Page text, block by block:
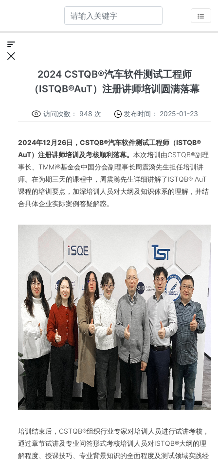
2024 CSTQB®汽车软件测试工程师
（ISTQB®AuT）注册讲师培训圆满落幕
访问次数： 948 次 发布时间： 2025-01-23
2024年12月26日，CSTQB®汽车软件测试工程师（ISTQB®
AuT）注册讲师培训及考核顺利落幕。本次培训由CSTQB®副理
事长、TMMi®基金会中国分会副理事长周震漪先生担任培训讲
师。在为期三天的课程中，周震漪先生详细讲解了ISTQB® AuT
课程的培训要点，加深培训人员对大纲及知识体系的理解，并结
合具体企业实际案例答疑解惑。
培训结束后，CSTQB®组织行业专家对培训人员进行试讲考核，
通过章节试讲及专业问答形式考核培训人员对ISTQB®大纲的理
解程度、授课技巧、专业背景知识的全面程度及测试领域实践经